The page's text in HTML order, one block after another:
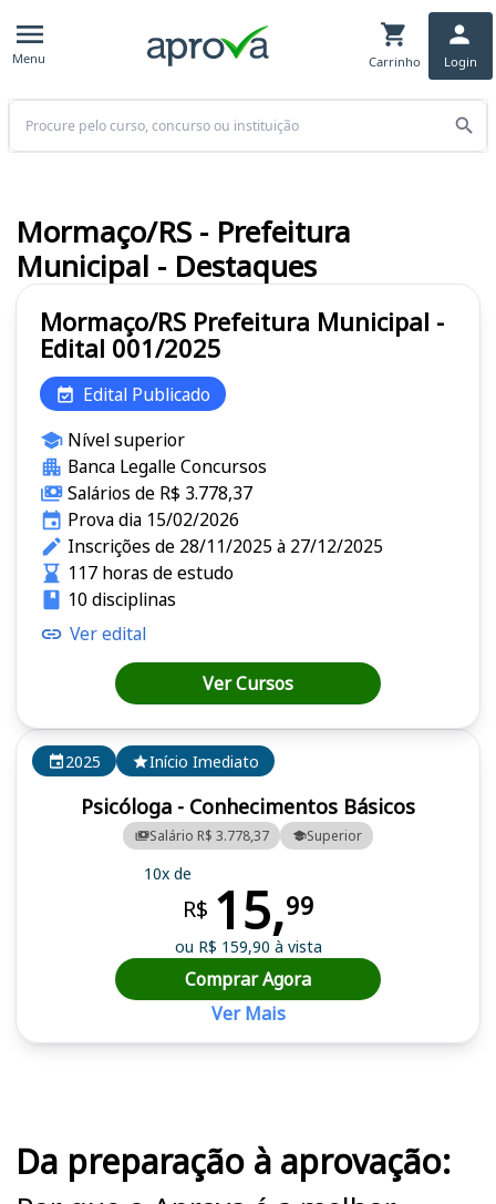
Menu Carrinho Login
Buscar
2025 Início Imediato
Psicóloga - Conhecimentos Básicos
Salário R$ 3.778,37 Superior
10x de
R$ 15,99
ou R$ 159,90 à vista
Comprar Agora
Ver Mais
Mormaço/RS Prefeitura Municipal -
Edital 001/2025
Edital Publicado
Nível superior
Banca Legalle Concursos
Salários de R$ 3.778,37
Prova dia 15/02/2026
Inscrições de 28/11/2025 à 27/12/2025
117 horas de estudo
10 disciplinas
Ver edital
Ver Cursos
Mormaço/RS - Prefeitura
Municipal - Destaques
Da preparação à aprovação: